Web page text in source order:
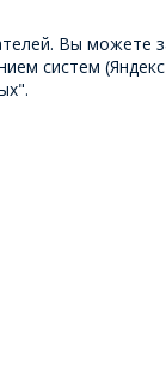
Вы можете
систем